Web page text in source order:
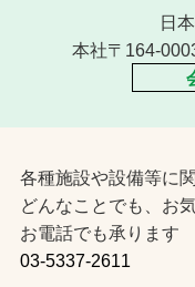
日
本社〒164-
各種施設や設備等に
どんなことでも、お
お電話でも承ります
03-5337-2611